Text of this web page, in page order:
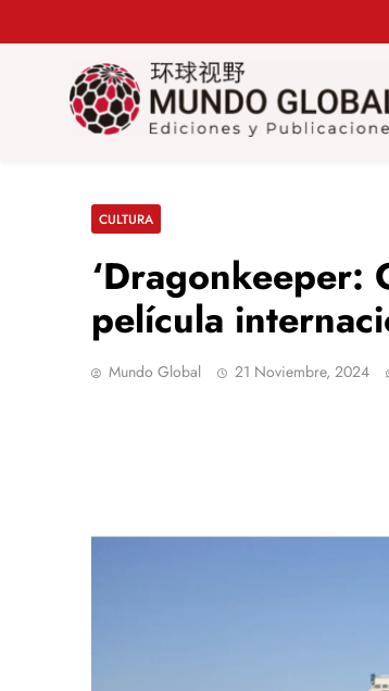
Mundo
CULTURA
‘Dragonkeeper:
película
Mundo Global 21 Noviembre, 2024